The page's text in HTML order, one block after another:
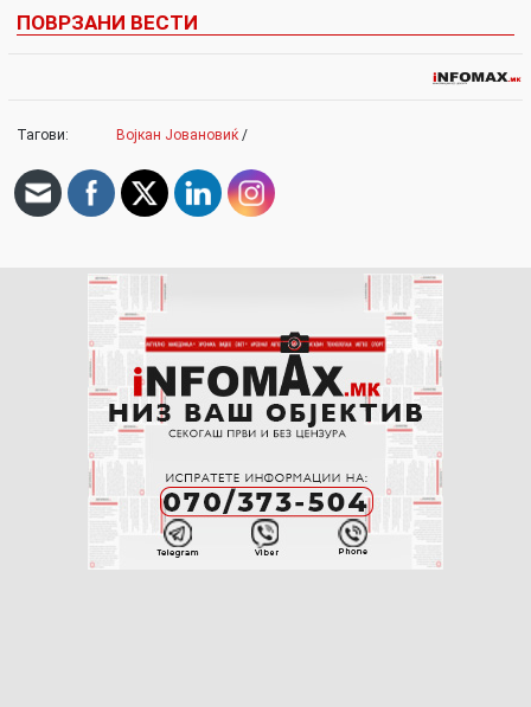
ПОВРЗАНИ ВЕСТИ
Тагови: Војкан Јовановиќ /